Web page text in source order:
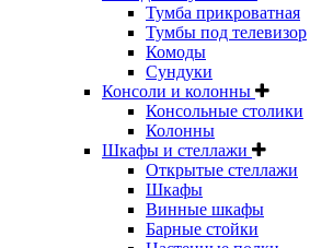
Тумба прикроватная
Тумбы под телевизор
Комоды
Сундуки
Консоли и колонны
Консольные столики
Колонны
Шкафы и стеллажи
Открытые стеллажи
Шкафы
Винные шкафы
Барные стойки